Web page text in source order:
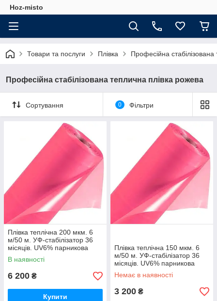
Hoz-misto
Товари та послуги Плівка Професійна
Професійна стабілізована теплична плівка рожева
Сортування 0 Фільтри
Плівка теплічна 200 мкм. 6
м/50 м. УФ-стабілізатор 36
місяців. UV6% парникова
В наявності
6 200 ₴
Купити
Плівка теплічна 150 мкм. 6
м/50 м. УФ-стабілізатор 36
місяців. UV6% парникова
Немає в наявності
3 200 ₴